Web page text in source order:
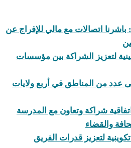
: باشرنا اتصالات مع مالي للإفراج عن
لتعزيز الشراكة بين مؤسسات
من المناطق في أربع ولايات
شراكة وتعاون مع المدرسة
والقضاء
لتعزيز قدرات الفريق